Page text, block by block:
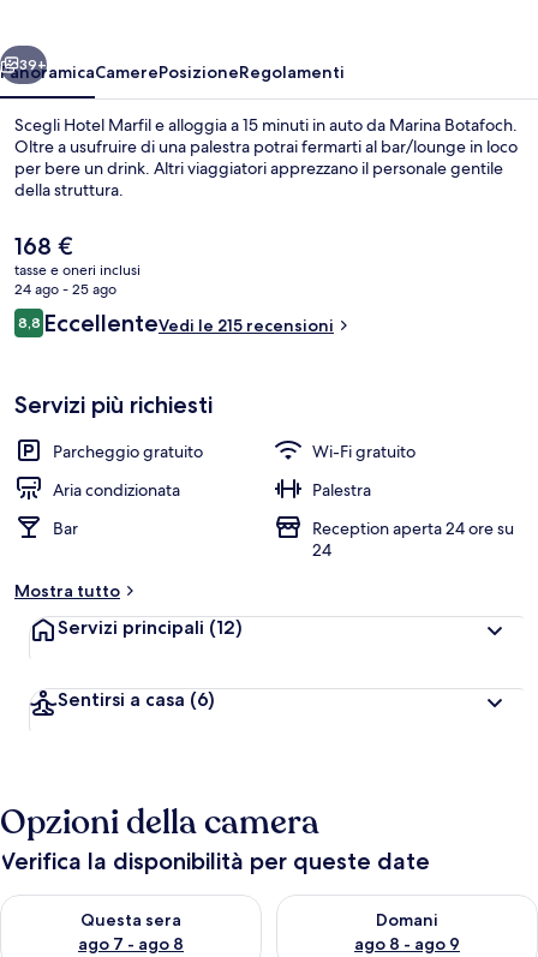
Camera Superior | Biancheria da
Avanti
39+
PanoramicaCamerePosizioneRegolamenti
Scegli Hotel Marfil e alloggia a 15 minuti in auto da Marina Botafoch.
Oltre a usufruire di una palestra potrai fermarti al bar/lounge in loco
per bere un drink. Altri viaggiatori apprezzano il personale gentile
della struttura.
Il
prezzo
attuale
è
168 €
168 €
tasse e oneri inclusi
24 ago - 25 ago
Recensioni
8,88,8 su 10
EccellenteVedi le 215 recensioni
Servizi più richiesti
Parcheggio gratuito
Wi-Fi gratuito
Aria condizionata
Palestra
Bar
Reception aperta 24 ore su
24
Mostra tutto
Servizi principali (12)
Sentirsi a casa (6)
Opzioni della camera
Verifica la disponibilità per queste date
Questa sera
ago 7 - ago 8
Verifica la disponibilità per questa sera, ago 7 - ago 8
Domani
ago 8 - ago 9
Verifica la disponibilità per